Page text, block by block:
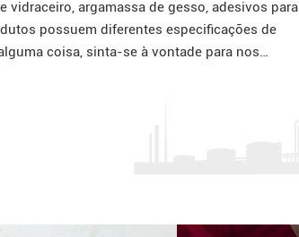
argamassa de gesso, adesivos para
possuem diferentes especificações de
coisa, sinta-se à vontade para nos